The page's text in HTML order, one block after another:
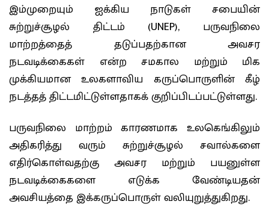
இம்முறையும் ஐக்கிய நாடுகள் சபையின்
சுற்றுச்சூழல் திட்டம் (UNEP), பருவநிலை
மாற்றத்தைத் தடுப்பதற்கான அவசர
நடவடிக்கைகள் என்ற சமகால மற்றும் மிக
முக்கியமான உலகளாவிய கருப்பொருளின் கீழ்
நடத்தத் திட்டமிட்டுள்ளதாகக் குறிப்பிடப்பட்டுள்ளது.
பருவநிலை மாற்றம் காரணமாக உலகெங்கிலும்
அதிகரித்து வரும் சுற்றுச்சூழல் சவால்களை
எதிர்கொள்வதற்கு அவசர மற்றும் பயனுள்ள
நடவடிக்கைகளை எடுக்க வேண்டியதன்
அவசியத்தை இக்கருப்பொருள் வலியுறுத்துகிறது.